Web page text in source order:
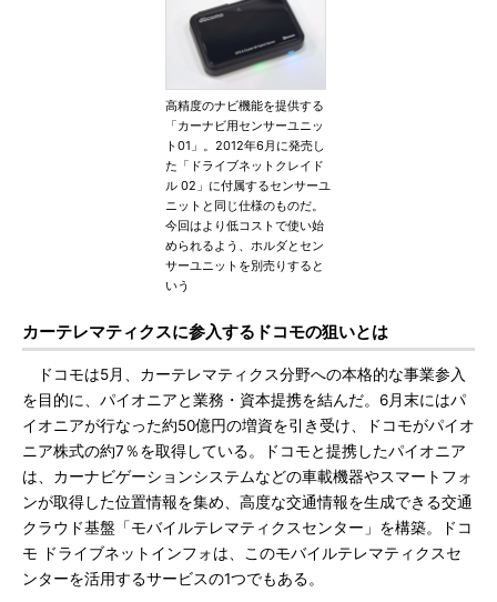
高精度のナビ機能を提供する
「カーナビ用センサーユニッ
ト01」。2012年6月に発売し
た「ドライブネットクレイド
ル 02」に付属するセンサーユ
ニットと同じ仕様のものだ。
今回はより低コストで使い始
められるよう、ホルダとセン
サーユニットを別売りすると
いう
カーテレマティクスに参入するドコモの狙いとは
ドコモは5月、カーテレマティクス分野への本格的な事業参入
を目的に、パイオニアと業務・資本提携を結んだ。6月末にはパ
イオニアが行なった約50億円の増資を引き受け、ドコモがパイオ
ニア株式の約7％を取得している。ドコモと提携したパイオニア
は、カーナビゲーションシステムなどの車載機器やスマートフォ
ンが取得した位置情報を集め、高度な交通情報を生成できる交通
クラウド基盤「モバイルテレマティクスセンター」を構築。ドコ
モ ドライブネットインフォは、このモバイルテレマティクスセ
ンターを活用するサービスの1つでもある。